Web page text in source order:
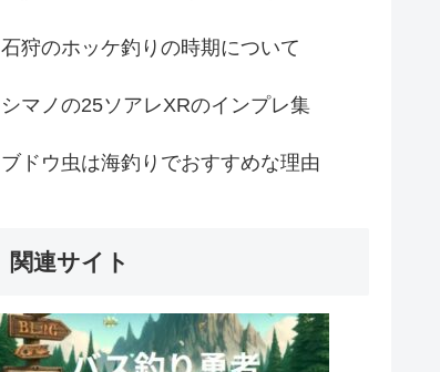
石狩のホッケ釣りの時期について
シマノの25ソアレXRのインプレ集
ブドウ虫は海釣りでおすすめな理由
関連サイト